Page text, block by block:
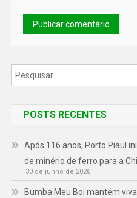
POSTS RECENTES
Após 116 anos, Porto Piauí
de minério de ferro para a
30 de junho de 2026
Bumba Meu Boi mantém